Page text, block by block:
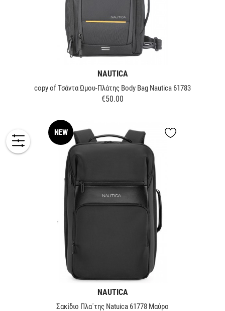
NAUTICA
copy of Τσάντα Ώμου-Πλάτης Body Bag Nautica 61783
Price
€50.00
NEW
NAUTICA
Σακίδιο Πλα΄της Natuica 61778 Μαύρο